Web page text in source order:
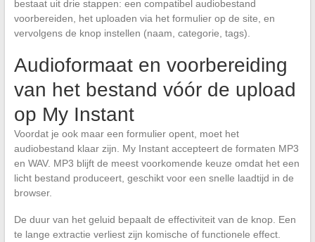
bestaat uit drie stappen: een compatibel audiobestand
voorbereiden, het uploaden via het formulier op de site, en
vervolgens de knop instellen (naam, categorie, tags).
Audioformaat en voorbereiding
van het bestand vóór de upload
op My Instant
Voordat je ook maar een formulier opent, moet het
audiobestand klaar zijn. My Instant accepteert de formaten MP3
en WAV. MP3 blijft de meest voorkomende keuze omdat het een
licht bestand produceert, geschikt voor een snelle laadtijd in de
browser.
De duur van het geluid bepaalt de effectiviteit van de knop. Een
te lange extractie verliest zijn komische of functionele effect.